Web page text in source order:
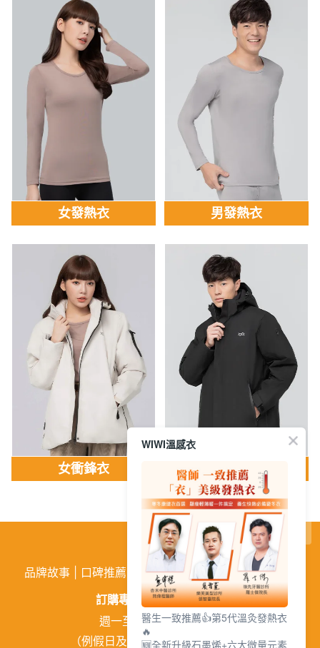
女發熱衣 男發熱衣
女衝鋒衣 男衝鋒衣
繁│
品牌故事 口碑推薦 購物需知| 活動訊息|企業徵才
訂購專線:02-26026810
週一至週五 9:00~18:00
（例假日及中午12:00~13:00休息）
WIWI溫感衣
醫生一致推薦👍第5代溫灸發熱衣
🔥
🆕全新升級石墨烯+六大微量元素